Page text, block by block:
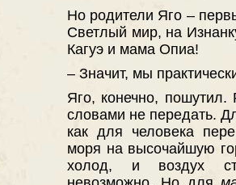
Но родители Яго –
Светлый мир, на
Кагуэ и мама Опиа!
– Значит, мы
Яго, конечно,
словами не передать.
как для человека
моря на высочайшую
холод, и воздух